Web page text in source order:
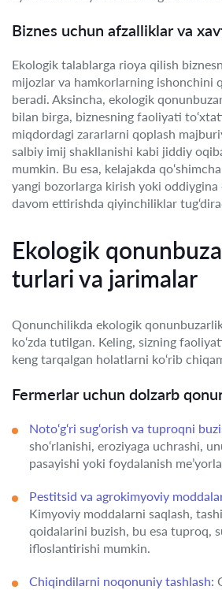
Biznes uchun afzalliklar va
Ekologik talablarga rioya qilish
mijozlar va hamkorlarning ishonchini
beradi. Aksincha, ekologik
bilan birga, biznesning faoliyati
miqdordagi zararlarni qoplash
salbiy imij shakllanishi kabi jiddiy
mumkin. Bu esa, kelajakda
yangi bozorlarga kirish yoki oddiygina
davom ettirishda qiyinchiliklar
Ekologik
turlari va jarimalar
Qonunchilikda ekologik
ko‘zda tutilgan. Keling, sizning
keng tarqalgan holatlarni ko‘rib
Fermerlar uchun dolzarb
Noto‘g‘ri sug‘orish va tuproqni
sho‘rlanishi, eroziyaga uchrashi,
pasayishi yoki foydalanish
Pestitsid va agrokimyoviy
Kimyoviy moddalarni saqlash,
qoidalarini buzish, bu esa tuproq,
ifloslantirishi mumkin.
Chiqindilarni noqonuniy tashlash: